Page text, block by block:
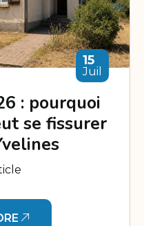
15
Juil
: pourquoi
se fissurer